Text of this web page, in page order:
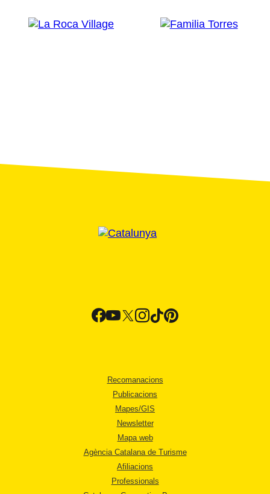
Recomanacions
Publicacions
Mapes/GIS
Newsletter
Mapa web
Agència Catalana de Turisme
Afiliacions
Professionals